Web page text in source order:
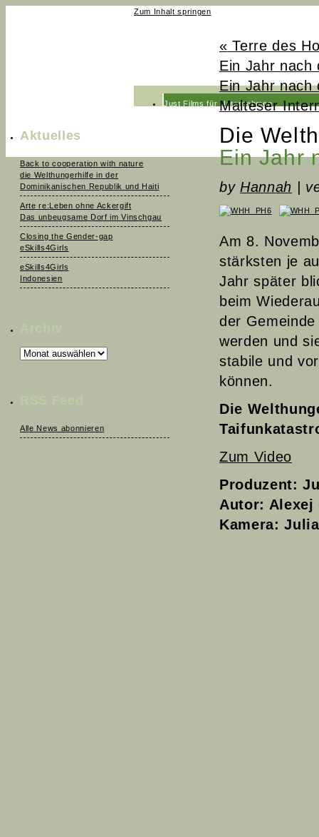
Zum Inhalt springen
Just Films für Unternehmen
« Terre des
Ein Jahr nach
Ein Jahr nach
Malteser
Die
Ein Jahr
by Hannah
Am 8.
stärksten je
Jahr später
beim
der
werden und
stabile und
können.
Die
Zum Video
Produzent:
Autor: Alexej
Kamera:
Aktuelles
Back to cooperation with nature
die Welthungerhilfe in der
Dominikanischen Republik und Haiti
Arte re:Leben ohne Ackergift
Das unbeugsame Dorf im Vinschgau
Closing the Gender-gap
eSkills4Girls
eSkills4Girls
Indonesien
Archiv
Alle News abonnieren